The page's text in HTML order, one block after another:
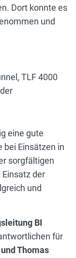
Dort konnte es
und
TLF 4000
eine gute
Einsätzen in
sorgfältigen
der
und
BI
für
Thomas